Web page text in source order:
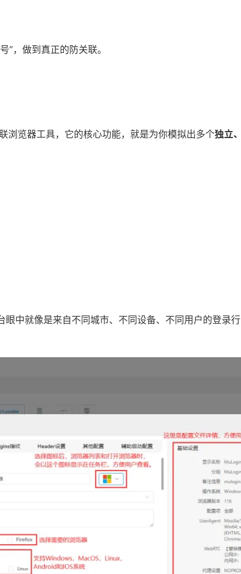
”，做到真正的防关联。
浏览器工具，它的核心功能，就是为你模拟出多个独立
中就像是来自不同城市、不同设备、不同用户的登录